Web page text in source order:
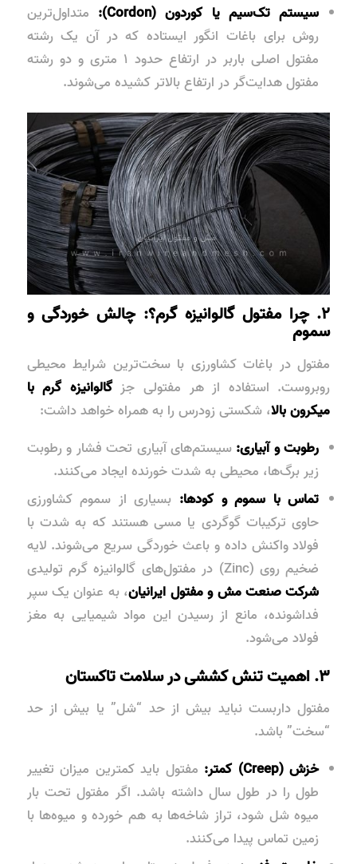
سیستم تک‌سیم یا کوردون (Cordon):
متداول‌ترین
روش برای باغات انگور ایستاده که در آن یک رشته
مفتول اصلی باربر در ارتفاع حدود ۱ متری و دو رشته
مفتول هدایت‌گر در ارتفاع بالاتر کشیده می‌شوند.
۲. چرا مفتول گالوانیزه گرم؟: چالش خوردگی و
سموم
مفتول در باغات کشاورزی با سخت‌ترین شرایط محیطی
روبروست. استفاده از هر مفتولی جزگالوانیزه گرم با
میکرون بالا، شکستی زودرس را به همراه خواهد داشت:
رطوبت و آبیاری: سیستم‌های آبیاری تحت فشار و رطوبت
زیر برگ‌ها، محیطی به شدت خورنده ایجاد می‌کنند.
تماس با سموم و کودها: بسیاری از سموم کشاورزی
حاوی ترکیبات گوگردی یا مسی هستند که به شدت با
فولاد واکنش داده و باعث خوردگی سریع می‌شوند. لایه
ضخیم روی (Zinc) در مفتول‌های گالوانیزه گرم تولیدی
شرکت صنعت مش و مفتول ایرانیان، به عنوان یک سپر
فداشونده، مانع از رسیدن این مواد شیمیایی به مغز
فولاد می‌شود.
۳. اهمیت تنش کششی در سلامت تاکستان
مفتول داربست نباید بیش از حد “شل” یا بیش از حد
“سخت” باشد.
خزش (Creep) کمتر:
مفتول باید کمترین میزان تغییر
طول را در طول سال داشته باشد. اگر مفتول تحت بار
میوه شل شود، تراز شاخه‌ها به هم خورده و میوه‌ها با
زمین تماس پیدا می‌کنند.